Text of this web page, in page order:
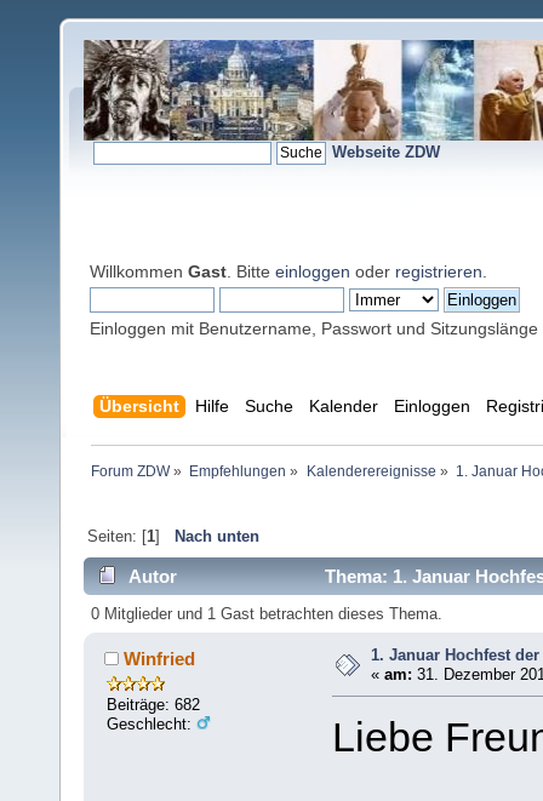
Webseite ZDW
Willkommen Gast . Bitte einloggen oder registrieren
Einloggen mit Benutzername, Passwort und Sitzungslänge
Übersicht Hilfe Suche Kalender Einloggen
Forum ZDW» Empfehlungen » Kalenderereignisse » 1. Januar
Seiten: [1] Nach unten
Autor Thema: 1. Januar
0 Mitglieder und 1 Gast betrachten dieses Thema.
Winfried
Beiträge: 682
Geschlecht:
1. Januar Hochfest
«am: 31. Dezember
Liebe